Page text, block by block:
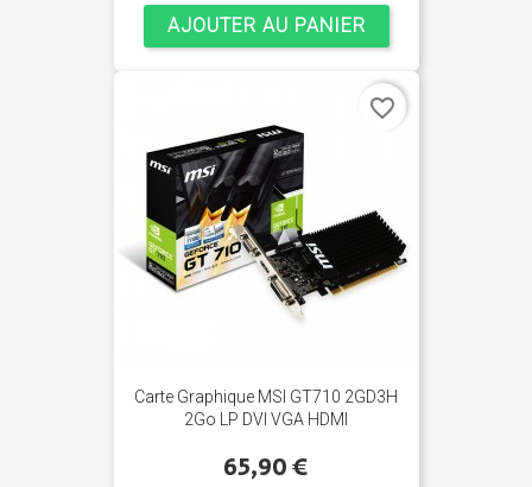
AJOUTER AU PANIER
Carte Graphique MSI GT710 2GD3H
2Go LP DVI VGA HDMI
65,90 €
favorite_border